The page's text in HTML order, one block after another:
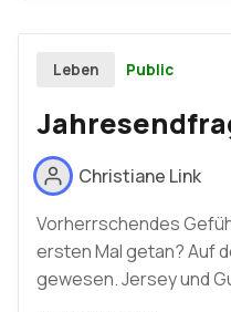
Leben Public
Christiane Link
Vorherrschendes
ersten Mal getan? Auf
gewesen. Jersey und